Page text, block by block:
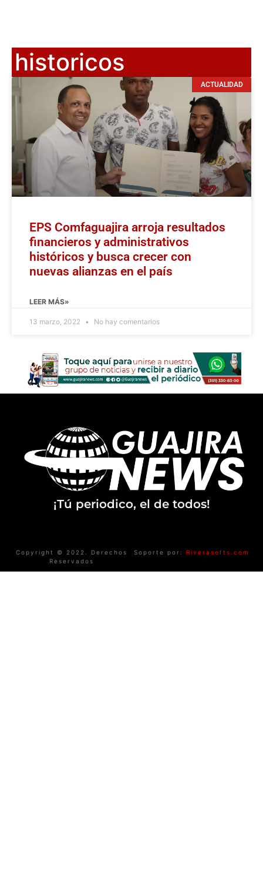
historicos
ACTUALIDAD
EPS Comfaguajira arroja resultados
financieros y administrativos
históricos y busca crecer con
nuevas alianzas en el país
LEER MÁS»
13 marzo, 2022 No hay comentarios
¡Tú periodico, el de todos!
Copyright © 2022. Derechos
Reservados
Soporte por: Riverasofts.com